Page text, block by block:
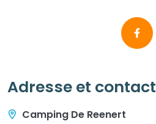
Adresse et contact
Camping De Reenert